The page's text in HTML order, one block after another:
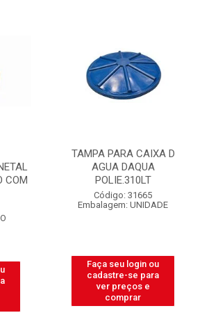
COM
TAMPA PARA CAIXA D
AGUA DAQUA
POLIE.310LT
Código: 31665
Embalagem: UNIDADE
Faça seu login ou
cadastre-se para
ver preços e
comprar